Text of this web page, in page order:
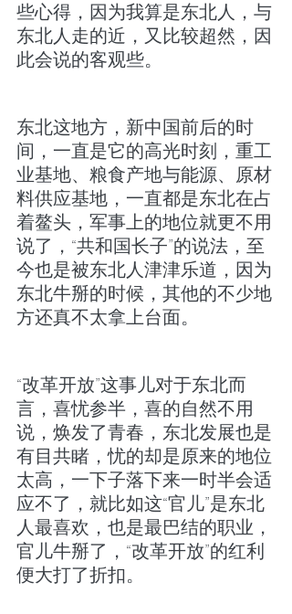
些心得，因为我算是东北人，与
东北人走的近，又比较超然，因
此会说的客观些。
东北这地方，新中国前后的时
间，一直是它的高光时刻，重工
业基地、粮食产地与能源、原材
料供应基地，一直都是东北在占
着鳌头，军事上的地位就更不用
说了，“共和国长子”的说法，至
今也是被东北人津津乐道，因为
东北牛掰的时候，其他的不少地
方还真不太拿上台面。
“改革开放”这事儿对于东北而
言，喜忧参半，喜的自然不用
说，焕发了青春，东北发展也是
有目共睹，忧的却是原来的地位
太高，一下子落下来一时半会适
应不了，就比如这“官儿”是东北
人最喜欢，也是最巴结的职业，
官儿牛掰了，“改革开放”的红利
便大打了折扣。